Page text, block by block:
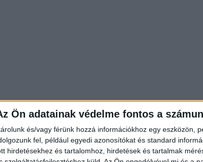
Ön adatainak védelme fontos a
és/vagy férünk hozzá információkhoz egy eszközön,
fel, például egyedi azonosítókat és standard
hirdetésekhez és tartalomhoz, hirdetések és tartalmak